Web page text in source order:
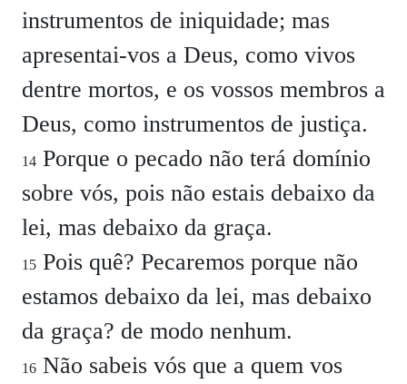
instrumentos de iniquidade; mas
apresentai-vos a Deus, como vivos
dentre mortos, e os vossos membros a
Deus, como instrumentos de justiça.
14 Porque o pecado não terá domínio
sobre vós, pois não estais debaixo da
lei, mas debaixo da graça.
15 Pois quê? Pecaremos porque não
estamos debaixo da lei, mas debaixo
da graça? de modo nenhum.
16 Não sabeis vós que a quem vos